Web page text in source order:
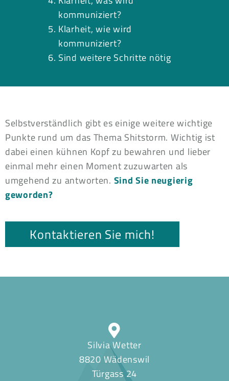
kommuniziert?
Klarheit, wie wird
kommuniziert?
Sind weitere Schritte nötig
Selbstverständlich gibt es einige weitere wichtige
Punkte rund um das Thema Shitstorm. Wichtig ist
dabei einen kühnen Kopf zu bewahren und lieber
einmal mehr einen Moment zuzuwarten als
umgehend zu antworten. Sind Sie neugierig
geworden?
Kontaktieren Sie mich!
Silvia Wetter
8820 Wädenswil
Türgass 24